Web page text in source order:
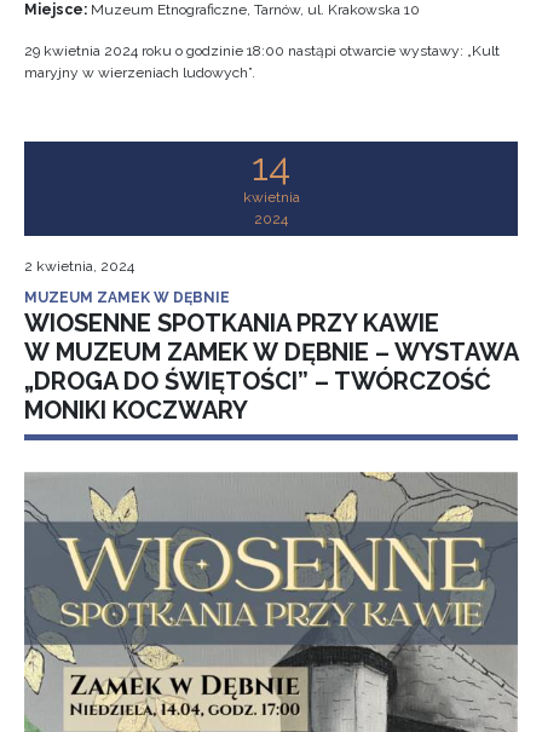
Miejsce: Muzeum Etnograficzne, Tarnów, ul. Krakowska 10
29 kwietnia 2024 roku o godzinie 18:00 nastąpi otwarcie wystawy: „Kult
maryjny w wierzeniach ludowych”.
14
kwietnia
2024
2 kwietnia, 2024
MUZEUM ZAMEK W DĘBNIE
WIOSENNE SPOTKANIA PRZY KAWIE
W MUZEUM ZAMEK W DĘBNIE – WYSTAWA
„DROGA DO ŚWIĘTOŚCI” – TWÓRCZOŚĆ
MONIKI KOCZWARY